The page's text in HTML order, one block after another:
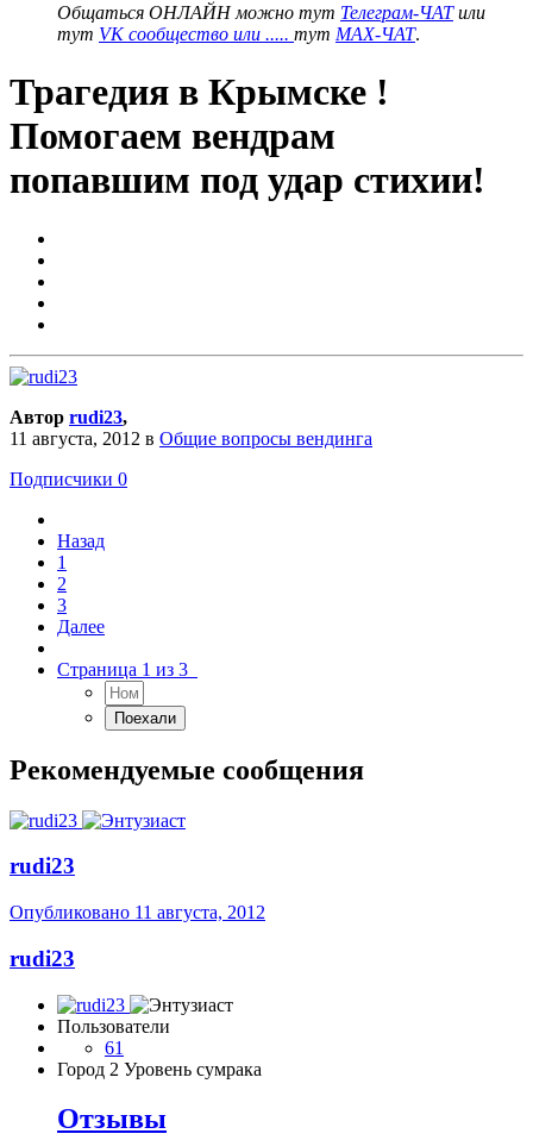
Общаться ОНЛАЙН можно тут Телеграм-ЧАТили
тут VK сообщество или ..... тут MAX-ЧАТ.
Трагедия в Крымске !
Помогаем вендрам
попавшим под удар стихии!
Автор rudi23,
11 августа, 2012 в Общие вопросы вендинга
Подписчики 0
Назад
1
2
3
Далее
Страница 1 из 3
Рекомендуемые сообщения
rudi23
Опубликовано 11 августа, 2012
rudi23
Пользователи
61
Город 2 Уровень сумрака
Отзывы